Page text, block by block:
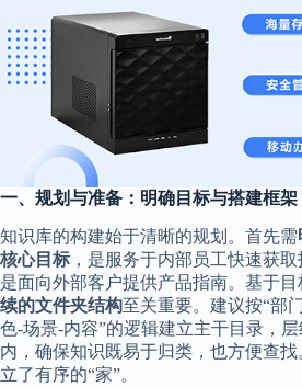
一、规划与准备：明确目标与搭建框架
知识库的构建始于清晰的规划。首先需
核心目标 ，是服务于内部员工快速获
是面向外部客户提供产品指南。基于
续的文件夹结构至关重要。建议按“部
色-场景-内容”的逻辑建立主干目录，
内，确保知识既易于归类，也方便查
立了有序的“家”。